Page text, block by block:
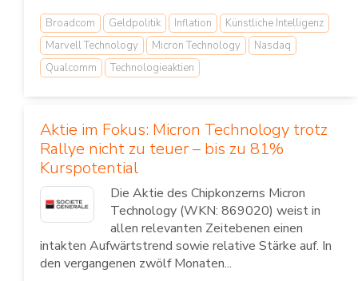
Broadcom Geldpolitik Inflation
Künstliche Intelligenz
Marvell Technology
Micron Technology
Nasdaq
Qualcomm
Technologieaktien
Aktie im Fokus: Micron Technology trotz
Rallye nicht zu teuer – bis zu 81%
Kurspotential
Die Aktie des Chipkonzerns Micron
Technology (WKN: 869020) weist in
allen relevanten Zeitebenen einen
intakten Aufwärtstrend sowie relative Stärke auf. In
den vergangenen zwölf Monaten...